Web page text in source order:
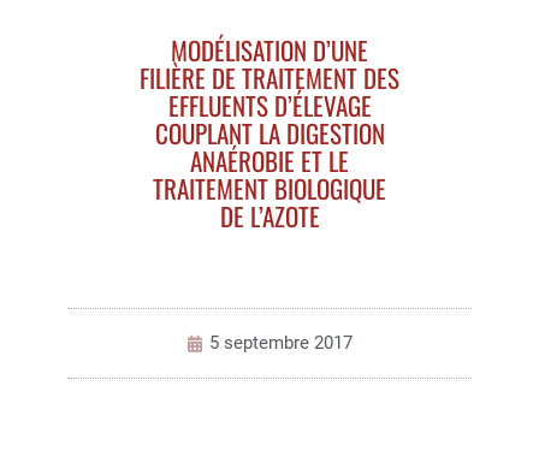
MODÉLISATION D’UNE
FILIÈRE DE TRAITEMENT DES
EFFLUENTS D’ÉLEVAGE
COUPLANT LA DIGESTION
ANAÉROBIE ET LE
TRAITEMENT BIOLOGIQUE
DE L’AZOTE
5 septembre 2017